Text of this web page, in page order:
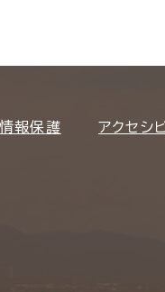
報保護 アクセシ